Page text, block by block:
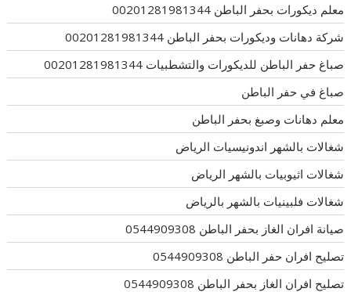
معلم ديكورات بحفر الباطن 00201281981344
شركة دهانات وديكورات بحفر الباطن 00201281981344
صباغ حفر الباطن للديكورات والتشطبيات 00201281981344
صباغ في حفر الباطن
معلم دهانات وصبغ بحفر الباطن
شغالات بالشهر اندونيسيات الرياض
شغالات اثيوبيات بالشهر الرياض
شغالات فلبينيات بالشهر بالرياض
صيانة افران الغاز بحفر الباطن 0544909308
تصليح افران حفر الباطن 0544909308
تصليح افران الغاز بحفر الباطن 0544909308